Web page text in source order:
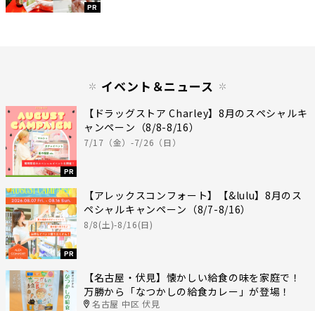
PR
イベント＆ニュース
PR
【ドラッグストア Charley】8月のスペシャルキ
ャンペーン（8/8-8/16）
7/17（金）-7/26（日）
PR
【アレックスコンフォート】【&lulu】8月のス
ペシャルキャンペーン（8/7-8/16）
8/8(土)-8/16(日)
【名古屋・伏見】懐かしい給食の味を家庭で！
万勝から「なつかしの給食カレー」が登場！
名古屋 中区 伏見